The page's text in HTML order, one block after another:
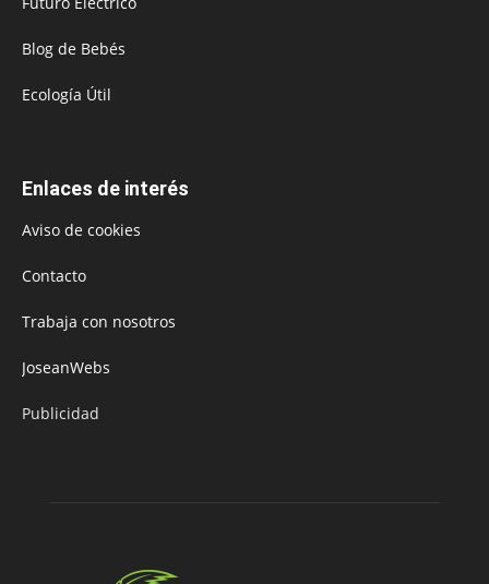
Blog de Bebés
Ecología Útil
Enlaces de interés
Aviso de cookies
Contacto
Trabaja con nosotros
JoseanWebs
Publicidad